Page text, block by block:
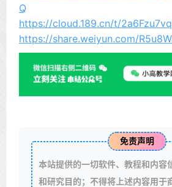
Q
https://cloud.189.cn/t/
https://share.weiyun.com/
免责声明
本站提供的一切软件、教程和内容
和研究目的；不得将上述内容用于